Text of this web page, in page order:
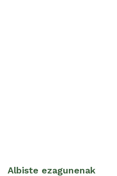
Albiste ezagunenak